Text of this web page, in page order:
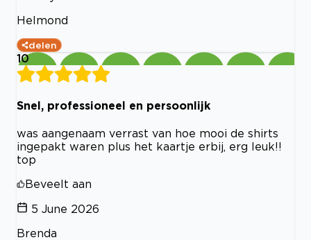
Helmond
delen
10
Snel, professioneel en persoonlijk
was aangenaam verrast van hoe mooi de shirts
ingepakt waren plus het kaartje erbij, erg leuk!!
top
Beveelt aan
5 June 2026
Brenda